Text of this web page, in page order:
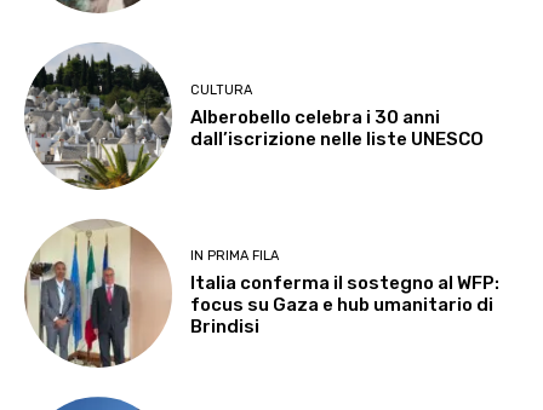
CULTURA
Alberobello celebra i 30 anni
dall’iscrizione nelle liste UNESCO
IN PRIMA FILA
Italia conferma il sostegno al WFP:
focus su Gaza e hub umanitario di
Brindisi